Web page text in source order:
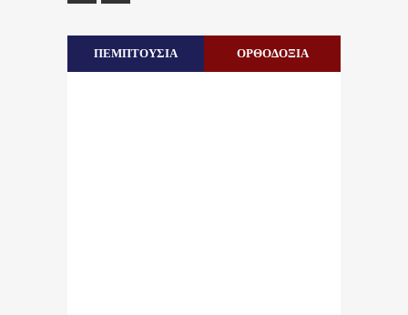
ΠΕΜΠΤΟΥΣΙΑ ΟΡΘΟΔΟΞΙΑ